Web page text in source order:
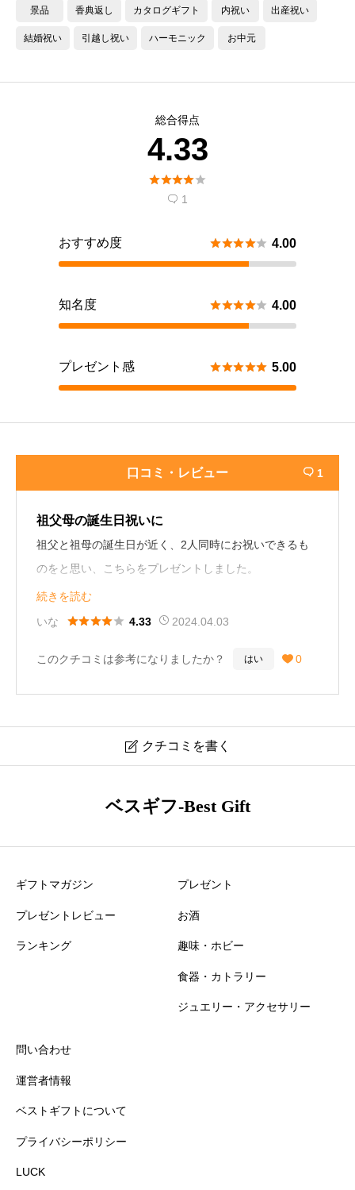
景品 香典返し カタログギフト 内祝い 出産祝い
結婚祝い 引越し祝い ハーモニック お中元
総合得点
4.33

 1
おすすめ度  4.00
知名度  4.00
プレゼント感  5.00
口コミ・レビュー  1
祖父母の誕生日祝いに
祖父と祖母の誕生日が近く、2人同時にお祝いできるも
のをと思い、こちらをプレゼントしました。
商品の申し込み方法としてインターネットの他に郵便も
あり、高齢の祖父母としてはありがたかったみたいで
また別のお祝いの時に再度こちらを2人にプレゼントし
続きを読む
いな
 4.33 2024.04.03
このクチコミは参考になりましたか？ はい  0
 クチコミを書く
ミ・レビュー
星の数をお選びください
知名度
星の数をお選びください
ベスギフ-Best Gift
ギフトマガジン
プレゼントレビュー
ランキング
プレゼント
お酒
趣味・ホビー
食器・カトラリー
ジュエリー・アクセサリー
問い合わせ
運営者情報
ベストギフトについて
プライバシーポリシー
LUCK